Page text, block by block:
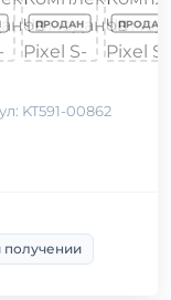
KT591-00862
получении